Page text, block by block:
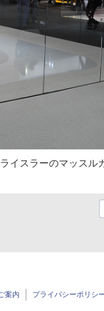
イスラーのマッスル
案内 プライバシーポリシ